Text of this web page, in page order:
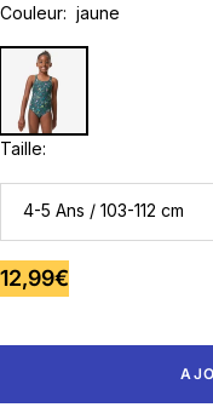
Taille:
4-5 Ans / 103-112 cm
Couleur: jaune
Prix
vente
12,99€